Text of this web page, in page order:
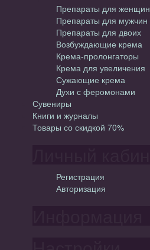
Препараты для женщин
Препараты для мужчин
Препараты для двоих
Возбуждающие крема
Крема-пролонгаторы
Крема для увеличения
Сужающие крема
Духи с феромонами
Сувениры
Книги и журналы
Товары со скидкой 70%
Регистрация
Авторизация